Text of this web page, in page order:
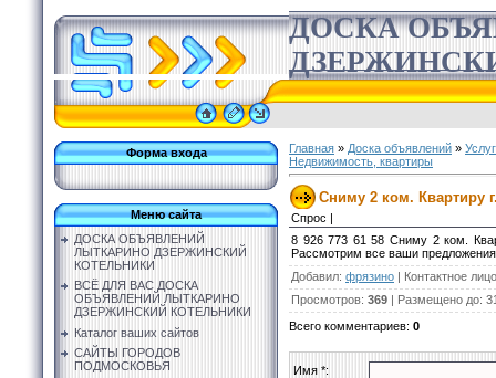
ДОСКА
Форма входа
Меню сайта
ДОСКА ОБЪЯВЛЕНИЙ
ЛЫТКАРИНО ДЗЕРЖИНСКИЙ
КОТЕЛЬНИКИ
ВСЁ ДЛЯ ВАС ДОСКА
ОБЪЯВЛЕНИЙ ЛЫТКАРИНО
ДЗЕРЖИНСКИЙ КОТЕЛЬНИКИ
Каталог ваших сайтов
САЙТЫ ГОРОДОВ
ПОДМОСКОВЬЯ
Главная » Доска объявлений »
Недвижимость, квартиры
Сниму 2 ком. Квартиру
Спрос |
8 926 773 61 58 Сниму 2 ком.
Рассмотрим все ваши
Добавил: фрязино | Контактное лицо
Просмотров: 369 | Размещено до:
Всего комментариев: 0
Имя *: